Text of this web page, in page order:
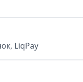
LiqPay